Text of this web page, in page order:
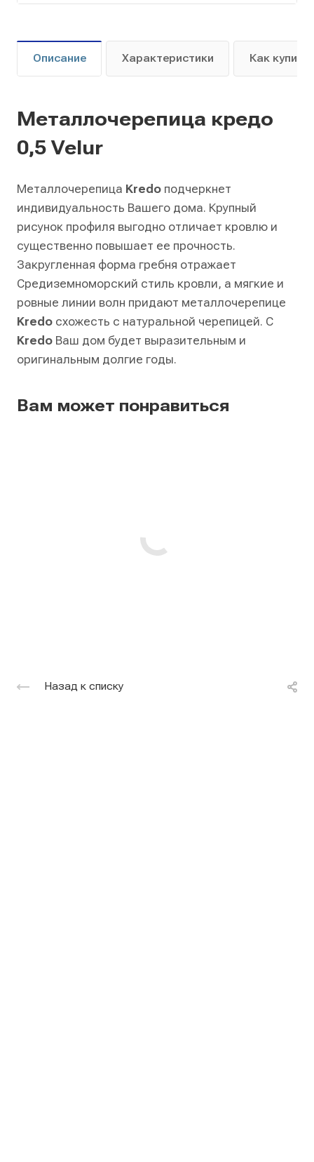
Описание Характеристики Как купить
Металлочерепица кредо
0,5 Velur
Металлочерепица Kredo подчеркнет
индивидуальность Вашего дома. Крупный
рисунок профиля выгодно отличает кровлю и
существенно повышает ее прочность.
Закругленная форма гребня отражает
Средиземноморский стиль кровли, а мягкие и
ровные линии волн придают металлочерепице
Kredo схожесть с натуральной черепицей. С
Kredo Ваш дом будет выразительным и
оригинальным долгие годы.
Вам может понравиться
Назад к списку